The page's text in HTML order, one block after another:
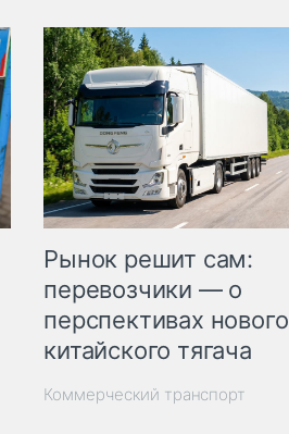
Рынок решит сам:
перевозчики — о
перспективах нового
китайского тягача
Коммерческий транспорт